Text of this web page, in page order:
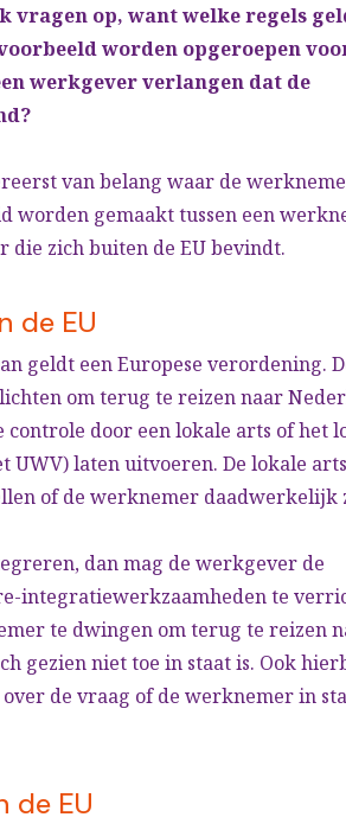
vragen op, want welke regels
worden opgeroepen
werkgever verlangen dat de
van belang waar de
worden gemaakt tussen een
zich buiten de EU bevindt.
de EU
geldt een Europese verordening.
om terug te reizen naar
door een lokale arts of het
laten uitvoeren. De lokale
of de werknemer daadwerkelijk
dan mag de werkgever de
integratiewerkzaamheden te
te dwingen om terug te reizen
gezien niet toe in staat is. Ook
de vraag of de werknemer in
de EU